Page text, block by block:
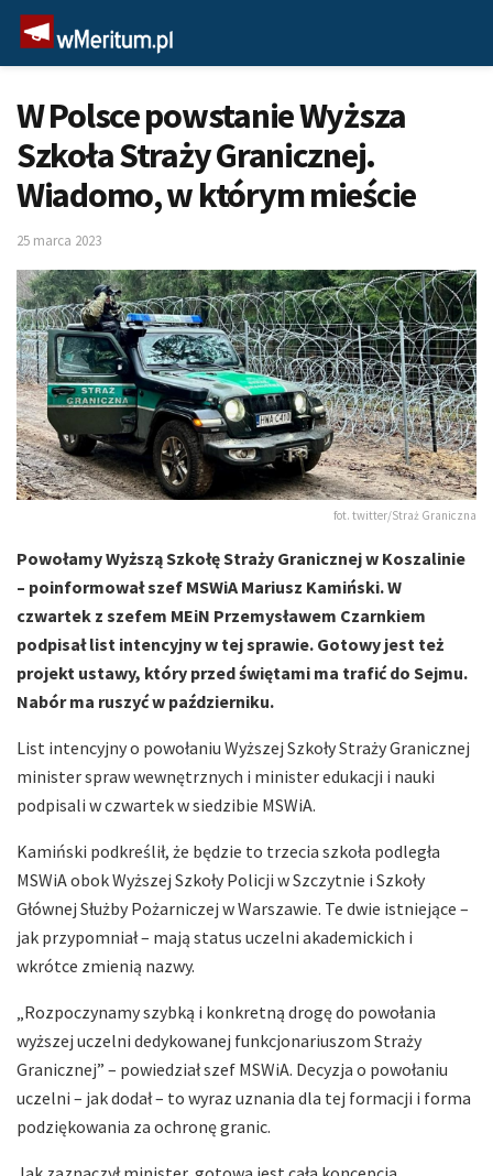
W Polsce powstanie Wyższa
Szkoła Straży Granicznej.
Wiadomo, w którym mieście
25 marca 2023
fot. twitter/Straż Graniczna
Powołamy Wyższą Szkołę Straży Granicznej w Koszalinie
– poinformował szef MSWiA Mariusz Kamiński. W
czwartek z szefem MEiN Przemysławem Czarnkiem
podpisał list intencyjny w tej sprawie. Gotowy jest też
projekt ustawy, który przed świętami ma trafić do Sejmu.
Nabór ma ruszyć w październiku.
List intencyjny o powołaniu Wyższej Szkoły Straży Granicznej
minister spraw wewnętrznych i minister edukacji i nauki
podpisali w czwartek w siedzibie MSWiA.
Kamiński podkreślił, że będzie to trzecia szkoła podległa
MSWiA obok Wyższej Szkoły Policji w Szczytnie i Szkoły
Głównej Służby Pożarniczej w Warszawie. Te dwie istniejące –
jak przypomniał – mają status uczelni akademickich i
wkrótce zmienią nazwy.
„Rozpoczynamy szybką i konkretną drogę do powołania
wyższej uczelni dedykowanej funkcjonariuszom Straży
Granicznej” – powiedział szef MSWiA. Decyzja o powołaniu
uczelni – jak dodał – to wyraz uznania dla tej formacji i forma
podziękowania za ochronę granic.